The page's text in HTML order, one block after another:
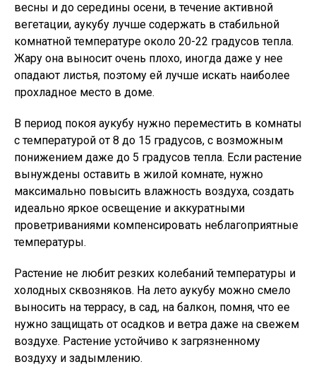
весны и до середины осени, в течение активной
вегетации, аукубу лучше содержать в стабильной
комнатной температуре около 20-22 градусов тепла.
Жару она выносит очень плохо, иногда даже у нее
опадают листья, поэтому ей лучше искать наиболее
прохладное место в доме.
В период покоя аукубу нужно переместить в комнаты
с температурой от 8 до 15 градусов, с возможным
понижением даже до 5 градусов тепла. Если растение
вынуждены оставить в жилой комнате, нужно
максимально повысить влажность воздуха, создать
идеально яркое освещение и аккуратными
проветриваниями компенсировать неблагоприятные
температуры.
Растение не любит резких колебаний температуры и
холодных сквозняков. На лето аукубу можно смело
выносить на террасу, в сад, на балкон, помня, что ее
нужно защищать от осадков и ветра даже на свежем
воздухе. Растение устойчиво к загрязненному
воздуху и задымлению.